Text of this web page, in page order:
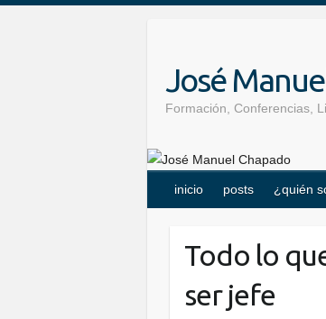
José
Formación, Conferencias,
inicio posts ¿quién
Todo lo
ser jefe